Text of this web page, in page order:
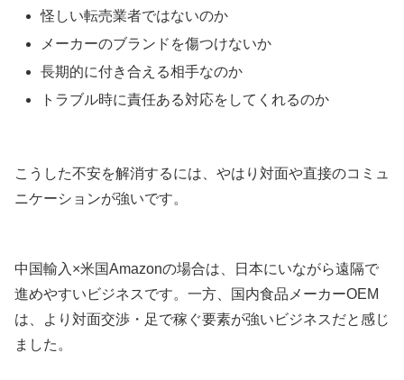
怪しい転売業者ではないのか
メーカーのブランドを傷つけないか
長期的に付き合える相手なのか
トラブル時に責任ある対応をしてくれるのか
こうした不安を解消するには、やはり対面や直接のコミュ
ニケーションが強いです。
中国輸入×米国Amazonの場合は、日本にいながら遠隔で
進めやすいビジネスです。一方、国内食品メーカーOEM
は、より対面交渉・足で稼ぐ要素が強いビジネスだと感じ
ました。